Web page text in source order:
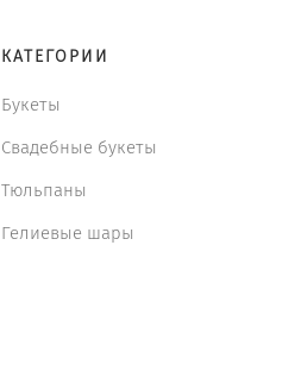
КАТЕГОРИИ
Букеты
Свадебные букеты
Тюльпаны
Гелиевые шары